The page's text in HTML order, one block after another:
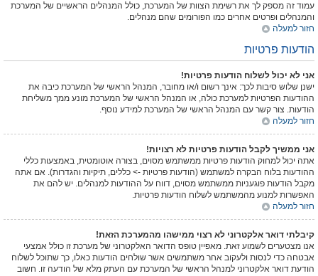
עמוד זה מספק לך את רשימת הצוות של המערכת, כולל המנהלים הראשיים של המערכת
והמנהלים ופרטים אחרים כמו הפורומים שהם מנהלים.
חזור למעלה
הודעות פרטיות
אני לא יכול לשלוח הודעות פרטיות!
ישנן שלוש סיבות לכך: אינך רשום ו/או מחובר, המנהל הראשי של המערכת כיבה את
ההודעות הפרטיות למערכת כולה, או המנהל הראשי של המערכת מונע ממך משליחת
הודעות. צור קשר עם המנהל הראשי של המערכת למידע נוסף.
חזור למעלה
אני ממשיך לקבל הודעות פרטיות לא רצויות!
אתה יכול למחוק הודעות פרטיות ממשתמש מסוים, בצורה אוטומטית, באמצעות כללי
ההודעות בלוח הבקרה למשתמש (הודעות פרטיות -> כללים, תיקיות והגדרות). אם אתה
מקבל הודעות פוגעניות ממשתמש מסוים, דווח על ההודעות למנהלים. יש להם את
האפשרות למנוע מהמשתמש לשלוח הודעות פרטיות.
חזור למעלה
קיבלתי דואר אלקטרוני לא רצוי ממישהו מהמערכת הזאת!
אנו מצטערים לשמוע זאת. מאפיין טופס הדואר האלקטרוני של מערכת זו כולל אמצעי
אבטחה כדי לנסות ולעקוב אחר משתמשים אשר שולחים הודעות כאלו, כך שתוכל לשלוח
הודעת דואר אלקטרוני למנהל הראשי של המערכת עם העתק מלא של הודעה זו. חשוב